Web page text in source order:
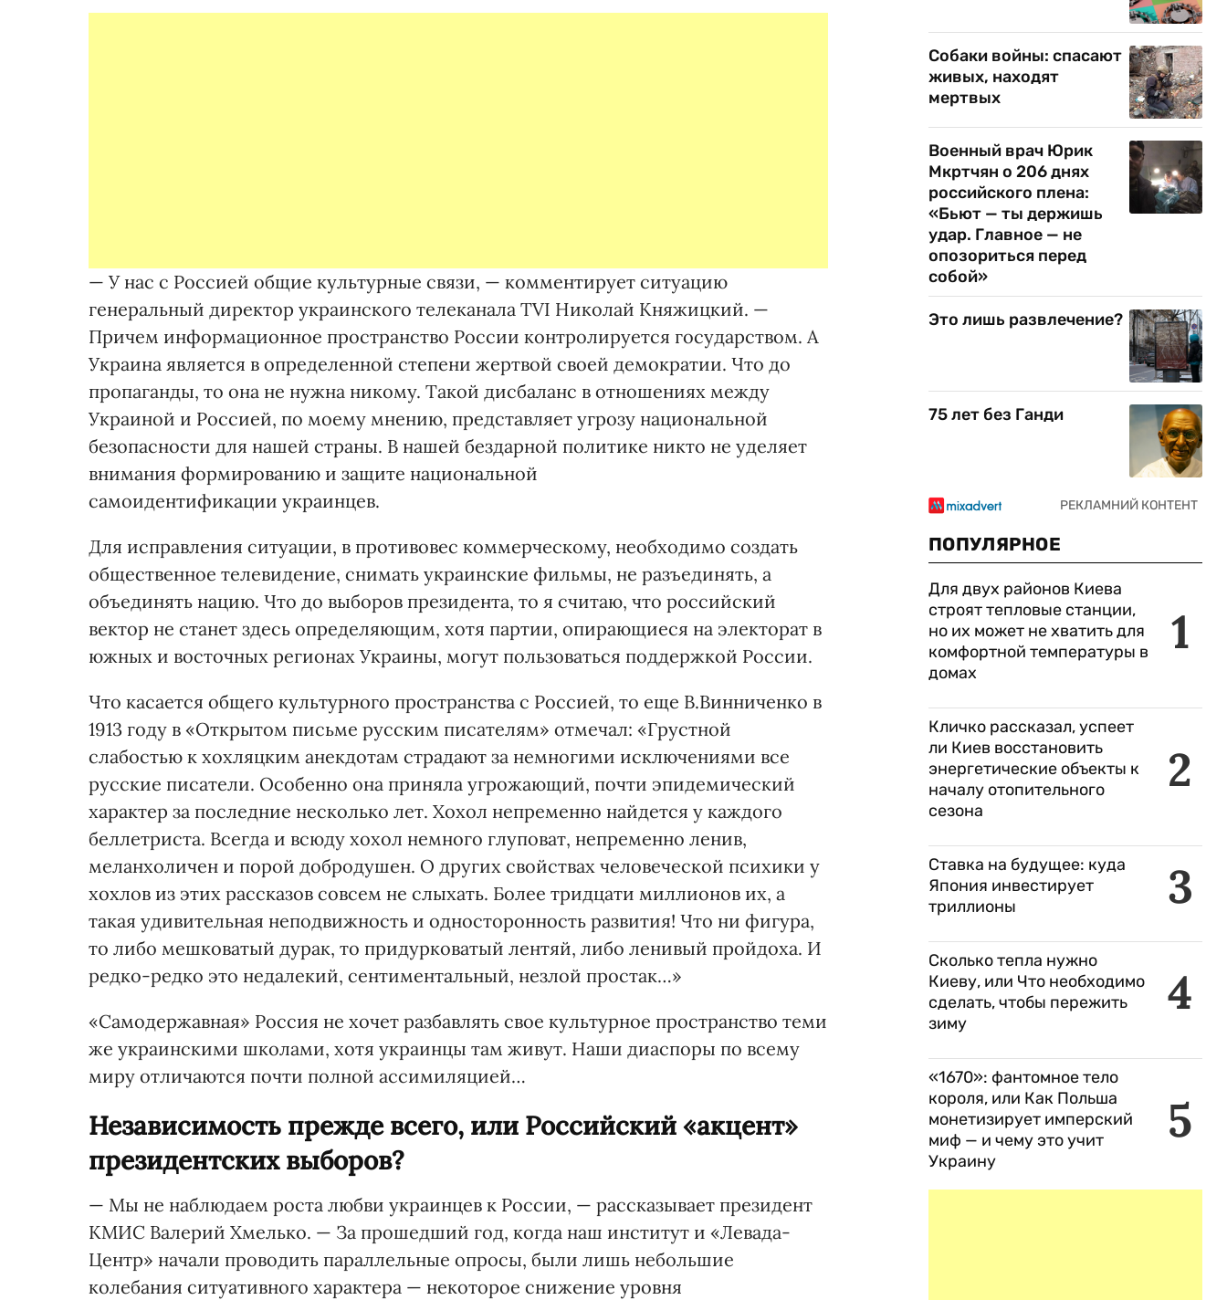
— У нас с Россией общие культурные связи, — комментирует ситуацию
генеральный директор украинского телеканала TVI Николай Княжицкий. —
Причем информационное пространство России контролируется государством. А
Украина является в определенной степени жертвой своей демократии. Что до
пропаганды, то она не нужна никому. Такой дисбаланс в отношениях между
Украиной и Россией, по моему мнению, представляет угрозу национальной
безопасности для нашей страны. В нашей бездарной политике никто не уделяет
внимания формированию и защите национальной
самоидентификации украинцев.
Для исправления ситуации, в противовес коммерческому, необходимо создать
общественное телевидение, снимать украинские фильмы, не разъединять, а
объединять нацию. Что до выборов президента, то я считаю, что российский
вектор не станет здесь определяющим, хотя партии, опирающиеся на электорат в
южных и восточных регионах Украины, могут пользоваться поддержкой России.
Что касается общего культурного пространства с Россией, то еще В.Винниченко в
1913 году в «Открытом письме русским писателям» отмечал: «Грустной
слабостью к хохляцким анекдотам страдают за немногими исключениями все
русские писатели. Особенно она приняла угрожающий, почти эпидемический
характер за последние несколько лет. Хохол непременно найдется у каждого
беллетриста. Всегда и всюду хохол немного глуповат, непременно ленив,
меланхоличен и порой добродушен. О других свойствах человеческой психики у
хохлов из этих рассказов совсем не слыхать. Более тридцати миллионов их, а
такая удивительная неподвижность и односторонность развития! Что ни фигура,
то либо мешковатый дурак, то придурковатый лентяй, либо ленивый пройдоха. И
редко-редко это недалекий, сентиментальный, незлой простак…»
«Самодержавная» Россия не хочет разбавлять свое культурное пространство теми
же украинскими школами, хотя украинцы там живут. Наши диаспоры по всему
миру отличаются почти полной ассимиляцией…
Независимость прежде всего, или Российский «акцент»
президентских выборов?
— Мы не наблюдаем роста любви украинцев к России, — рассказывает президент
КМИС Валерий Хмелько. — За прошедший год, когда наш институт и «Левада-
Центр» начали проводить параллельные опросы, были лишь небольшие
колебания ситуативного характера — некоторое снижение уровня
Собаки войны: спасают
живых, находят
мертвых
Военный врач Юрик
Мкртчян о 206 днях
российского плена:
«Бьют — ты держишь
удар. Главное — не
опозориться перед
собой»
Это лишь развлечение?
75 лет без Ганди
ПОПУЛЯРНОЕ
1
Для двух районов Киева
строят тепловые станции,
но их может не хватить для
комфортной температуры в
домах
2
Кличко рассказал, успеет
ли Киев восстановить
энергетические объекты к
началу отопительного
сезона
3
Ставка на будущее: куда
Япония инвестирует
триллионы
4
Сколько тепла нужно
Киеву, или Что необходимо
сделать, чтобы пережить
зиму
5
«1670»: фантомное тело
короля, или Как Польша
монетизирует имперский
миф — и чему это учит
Украину